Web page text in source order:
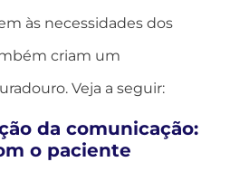
às necessidades dos
criam um
Veja a seguir:
da comunicação:
o paciente